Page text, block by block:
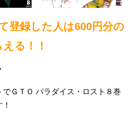
登録した人は600円分の
る！！
でＧＴＯ パラダイス・ロスト８巻